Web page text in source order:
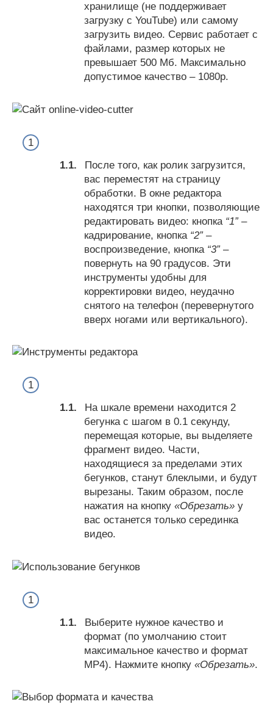
хранилище (не поддерживает
загрузку с YouTube) или самому
загрузить видео. Сервис работает с
файлами, размер которых не
превышает 500 Мб. Максимально
допустимое качество – 1080р.
После того, как ролик загрузится,
вас переместят на страницу
обработки. В окне редактора
находятся три кнопки, позволяющие
редактировать видео: кнопка “1”–
кадрирование, кнопка “2”–
воспроизведение, кнопка “3”–
повернуть на 90 градусов. Эти
инструменты удобны для
корректировки видео, неудачно
снятого на телефон (перевернутого
вверх ногами или вертикального).
На шкале времени находится 2
бегунка с шагом в 0.1 секунду,
перемещая которые, вы выделяете
фрагмент видео. Части,
находящиеся за пределами этих
бегунков, станут блеклыми, и будут
вырезаны. Таким образом, после
нажатия на кнопку «Обрезать» у
вас останется только серединка
видео.
Выберите нужное качество и
формат (по умолчанию стоит
максимальное качество и формат
MP4). Нажмите кнопку «Обрезать».